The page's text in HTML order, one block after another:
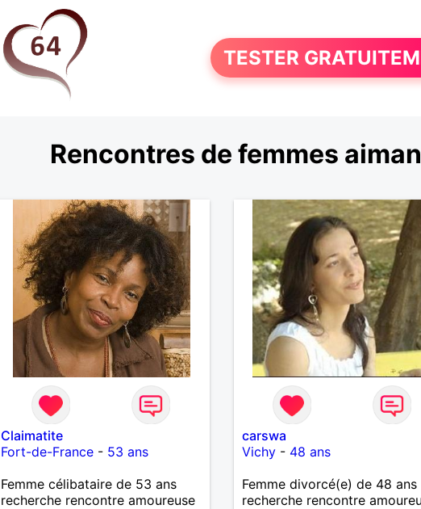
TESTER
Rencontres de femmes
Claimatite
Fort-de-France- 53 ans
Femme célibataire de 53 ans
recherche rencontre amoureuse
carswa
Vichy- 48 ans
Femme divorcé(e) de 48 ans
recherche rencontre